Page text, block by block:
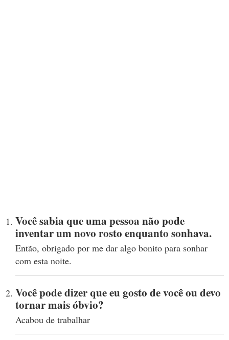
Você sabia que uma pessoa não pode
inventar um novo rosto enquanto sonhava.
Então, obrigado por me dar algo bonito para sonhar
com esta noite.
Você pode dizer que eu gosto de você ou devo
tornar mais óbvio?
Acabou de trabalhar